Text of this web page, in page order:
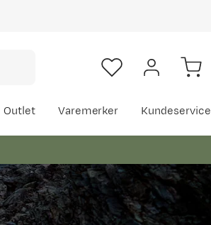
Outlet Varemerker Kundeservice